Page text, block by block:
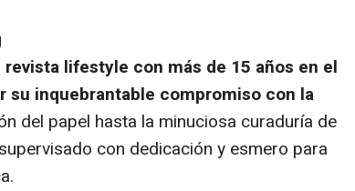
revista lifestyle con más de 15 años en el
su inquebrantable compromiso con la
del papel hasta la minuciosa curaduría de
con dedicación y esmero para